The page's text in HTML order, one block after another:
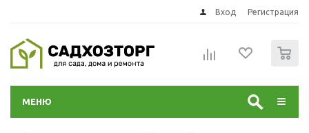
Вход Регистрация
МЕНЮ